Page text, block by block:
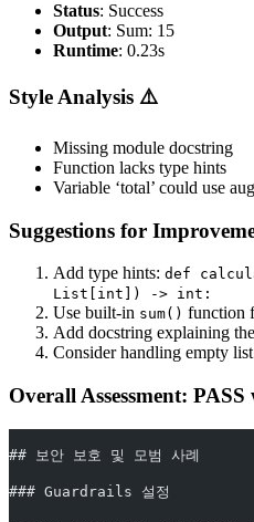
Status: Success
Output: Sum: 15
Runtime: 0.23s
Style Analysis ⚠️
Missing module docstring
Function lacks type hints
Variable ‘total’ could use
Suggestions for
Add type hints: def
List[int]) -> int:
Use built-in sum() function
Add docstring explaining
Consider handling empty list
Overall Assessment:
## 보안 보호 및 모범 사례
### Guardrails 설정